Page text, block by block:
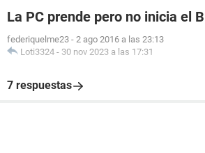
La PC prende pero no inicia el
federiquelme23 - 2 ago 2016 a las 23:13
Loti3324 - 30 nov 2023 a las 17:31
7 respuestas